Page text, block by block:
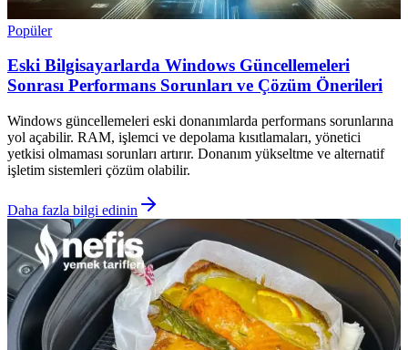
Popüler
Eski Bilgisayarlarda Windows Güncellemeleri
Sonrası Performans Sorunları ve Çözüm Önerileri
Windows güncellemeleri eski donanımlarda performans sorunlarına
yol açabilir. RAM, işlemci ve depolama kısıtlamaları, yönetici
yetkisi olmaması sorunları artırır. Donanım yükseltme ve alternatif
işletim sistemleri çözüm olabilir.
Daha fazla bilgi edinin